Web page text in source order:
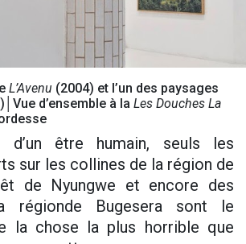
L’Avenu (2004) et l’un des paysages
d’ensemble à la Les Douches La
d’un être humain, seuls les
sur les collines de la région de
de Nyungwe et encore des
régionde Bugesera sont le
la chose la plus horrible que